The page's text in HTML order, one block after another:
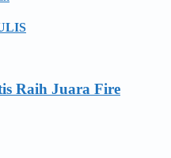
Raih Juara Fire